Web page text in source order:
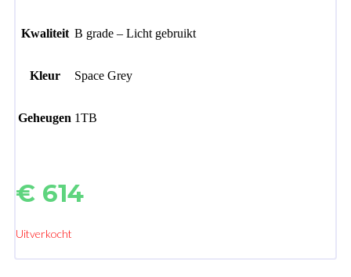
Kwaliteit B grade – Licht gebruikt
Kleur Space Grey
Geheugen 1TB
€ 614
Uitverkocht